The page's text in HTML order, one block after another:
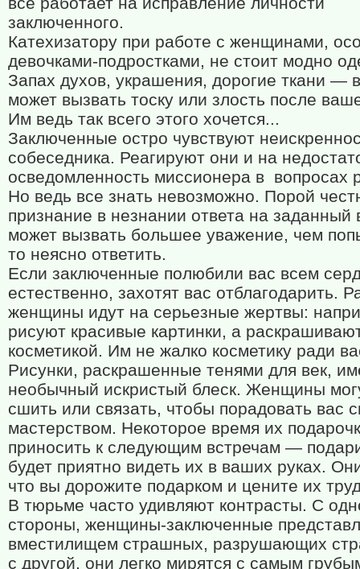
заключенного.
Катехизатору при работе с женщинами,
девочками-подростками, не стоит модно
Запах духов, украшения, дорогие ткани —
может вызвать тоску или злость после
Им ведь так всего этого хочется...
Заключенные остро чувствуют
собеседника. Реагируют они и на
осведомленность миссионера в вопросах
Но ведь все знать невозможно. Порой
признание в незнании ответа на заданный
может вызвать большее уважение, чем
то неясно ответить.
Если заключенные полюбили вас всем
естественно, захотят вас отблагодарить.
женщины идут на серьезные жертвы:
рисуют красивые картинки, а
косметикой. Им не жалко косметику ради
Рисунки, раскрашенные тенями для век,
необычный искристый блеск. Женщины
сшить или связать, чтобы порадовать вас
мастерством. Некоторое время их
приносить к следующим встречам —
будет приятно видеть их в ваших руках.
что вы дорожите подарком и цените их
В тюрьме часто удивляют контрасты. С
стороны, женщины-заключенные
вместилищем страшных, разрушающих
с другой, они легко мирятся с самым